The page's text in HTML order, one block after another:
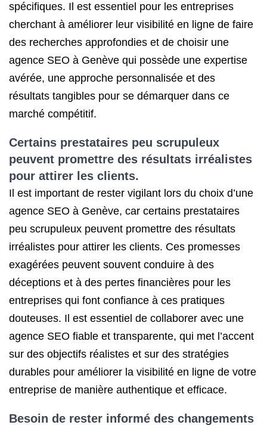
spécifiques. Il est essentiel pour les entreprises
cherchant à améliorer leur visibilité en ligne de faire
des recherches approfondies et de choisir une
agence SEO à Genève qui possède une expertise
avérée, une approche personnalisée et des
résultats tangibles pour se démarquer dans ce
marché compétitif.
Certains prestataires peu scrupuleux
peuvent promettre des résultats irréalistes
pour attirer les clients.
Il est important de rester vigilant lors du choix d’une
agence SEO à Genève, car certains prestataires
peu scrupuleux peuvent promettre des résultats
irréalistes pour attirer les clients. Ces promesses
exagérées peuvent souvent conduire à des
déceptions et à des pertes financières pour les
entreprises qui font confiance à ces pratiques
douteuses. Il est essentiel de collaborer avec une
agence SEO fiable et transparente, qui met l’accent
sur des objectifs réalistes et sur des stratégies
durables pour améliorer la visibilité en ligne de votre
entreprise de manière authentique et efficace.
Besoin de rester informé des changements